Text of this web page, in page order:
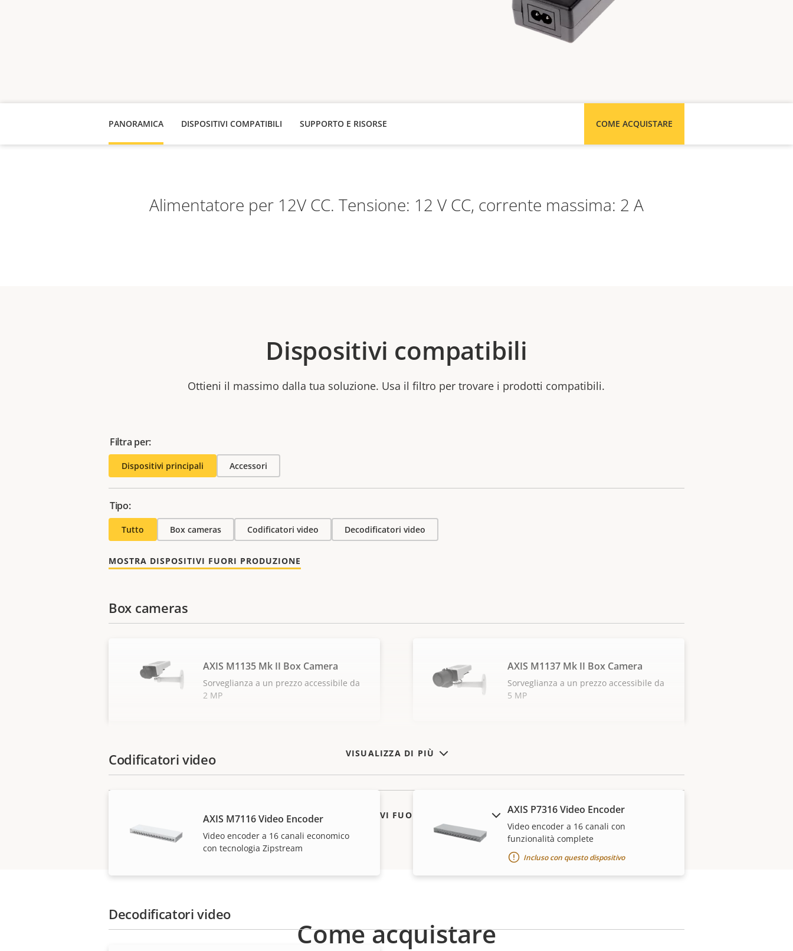
PANORAMICA DISPOSITIVI COMPATIBILI COME ACQUISTARE
SUPPORTO E RISORSE
Alimentatore per 12V CC. Tensione: 12 V CC, corrente massima: 2 A
Dispositivi compatibili
Ottieni il massimo dalla tua soluzione. Usa il filtro per trovare i prodotti compatibili.
Filtra per:
Dispositivi principali Accessori
Tipo:
Tutto Box cameras Codificatori video Decodificatori video
MOSTRA DISPOSITIVI FUORI PRODUZIONE
VISUALIZZA DI PIÙ
Box cameras
AXIS M1135 Mk II Box Camera
Sorveglianza a un prezzo accessibile da
2 MP
AXIS M1137 Mk II Box Camera
Sorveglianza a un prezzo accessibile da
5 MP
Codificatori video
AXIS M7116 Video Encoder
Video encoder a 16 canali economico
con tecnologia Zipstream
AXIS P7316 Video Encoder
Video encoder a 16 canali con
funzionalità complete
Incluso con questo dispositivo
Decodificatori video
MOSTRA DISPOSITIVI FUORI PRODUZIONE
Come acquistare